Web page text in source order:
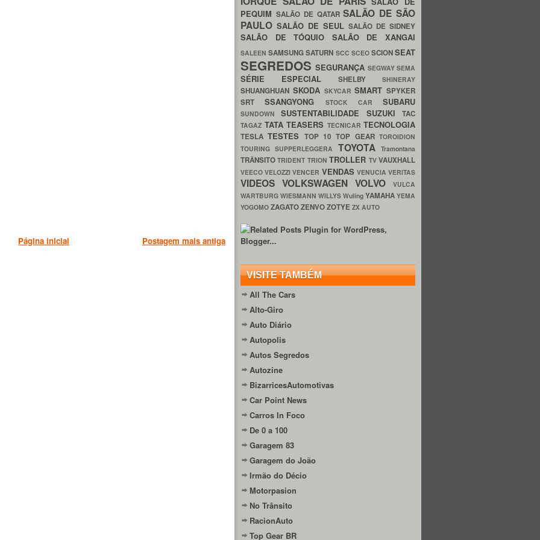
Postagem mais antiga
Página inicial
PEQUIM SALÃO DE QATARSALÃO DE SÃO
PAULO SALÃO DE SEUL SALÃO DE SIDNEY
SALÃO DE TÓQUIO SALÃO DE XANGAI
SALEENSAMSUNGSATURN SCC SCEO SCIONSEAT
SEGREDOSSEGURANÇA SEGWAYSEMA
SÉRIE ESPECIAL SHELBY SHINERAY
SHUANGHUAN SKODA SKYCARSMART SPYKER
SRTSSANGYONG STOCK CAR SUBARU
SUNDOWNSUSTENTABILIDADE SUZUKITAC
TAGAZ TATA TEASERS TECNICAR TECNOLOGIA
TESLATESTES TOP 10TOP GEARTOROIDION
TOURING SUPPERLEGGERA TOYOTATramontana
TRÂNSITOTRIDENT TRIONTROLLER TVVAUXHALL
VEECOVELOZZIVENCER VENDAS VENUCIAVERITAS
VIDEOS VOLKSWAGEN VOLVO
VULCA
WARTBURG WIESMANN WILLYS Wuling YAMAHA YEMA
YOGOMO ZAGATOZENVOZOTYE ZX AUTO
VISITE TAMBÉM
All The Cars
Alto-Giro
Auto Diário
Autopolis
Autos Segredos
Autozine
BizarricesAutomotivas
Car Point News
Carros In Foco
De 0 a 100
Garagem 83
Garagem do João
Irmão do Décio
Motorpasion
No Trânsito
RacionAuto
Top Gear BR